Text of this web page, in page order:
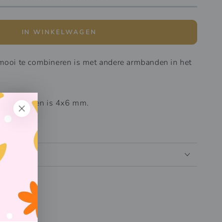
IN WINKELWAGEN
te combineren is met andere armbanden in het
de kralen is 4x6 mm.
links.